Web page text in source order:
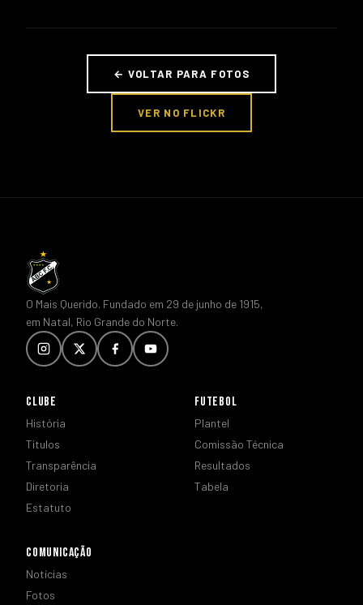
← VOLTAR PARA FOTOS
VER NO FLICKR
O Mais Querido. Fundado em 29 de junho de 1915,
em Natal, Rio Grande do Norte.
CLUBE
História
Títulos
Transparência
Diretoria
Estatuto
FUTEBOL
Plantel
Comissão Técnica
Resultados
Tabela
COMUNICAÇÃO
Notícias
Fotos